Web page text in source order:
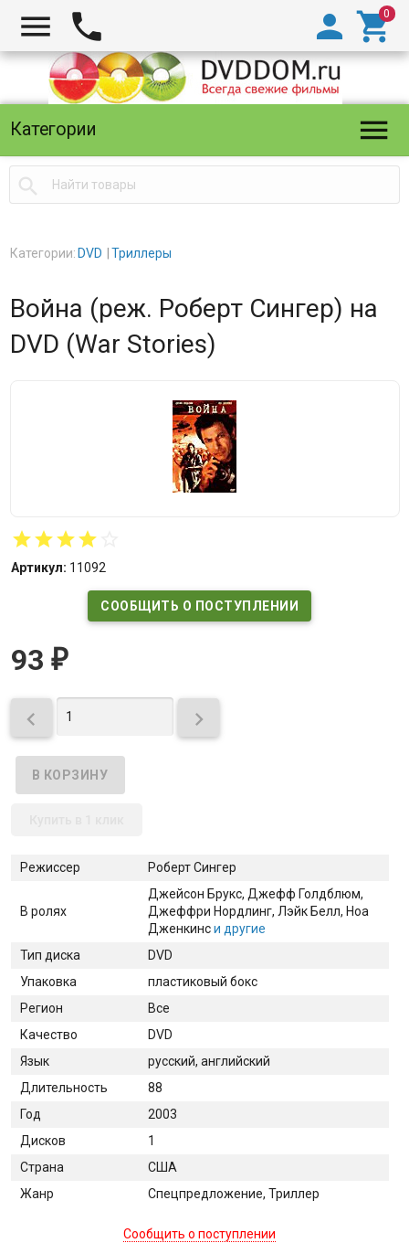
  

Категории 

Категории: DVD Триллеры
Война (реж. Роберт Сингер) на
DVD (War Stories)
Артикул: 11092
СООБЩИТЬ О ПОСТУПЛЕНИИ
93 ₽
 
Режиссер Роберт Сингер
В ролях
Джейсон Брукс, Джефф Голдблюм,
Джеффри Нордлинг, Лэйк Белл, Ноа
Дженкинси другие
Тип диска
DVD
Упаковка
пластиковый бокс
Регион
Все
Качество
DVD
Язык
русский, английский
Длительность
88
Год
2003
Дисков
1
Страна
США
Жанр
Спецпредложение, Триллер
Сообщить о поступлении